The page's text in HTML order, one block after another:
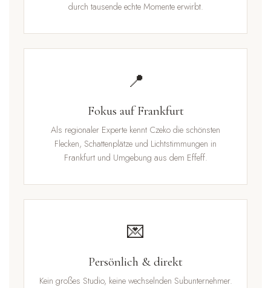
durch tausende echte Momente erwirbt.
📍
Fokus auf Frankfurt
Als regionaler Experte kennt Czeko die schönsten
Flecken, Schattenplätze und Lichtstimmungen in
Frankfurt und Umgebung aus dem Effeff.
💌
Persönlich & direkt
Kein großes Studio, keine wechselnden Subunternehmer.